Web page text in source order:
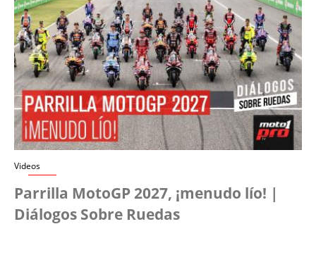
Videos
Parrilla MotoGP 2027, ¡menudo lío! |
Diálogos Sobre Ruedas